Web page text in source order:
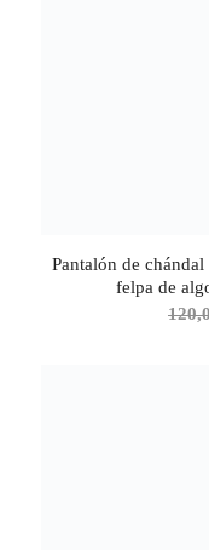
Pantalón de
felpa de